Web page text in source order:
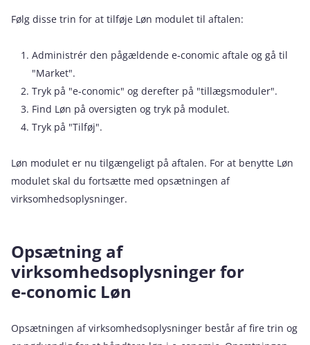
Følg disse trin for at tilføje Løn modulet til aftalen:
Administrér den pågældende e‑conomic aftale og gå til
"Market".
Tryk på "e‑conomic" og derefter på "tillægsmoduler".
Find Løn på oversigten og tryk på modulet.
Tryk på "Tilføj".
Løn modulet er nu tilgængeligt på aftalen. For at benytte Løn
modulet skal du fortsætte med opsætningen af
virksomhedsoplysninger.
Opsætning af
virksomhedsoplysninger for
e‑conomic Løn
Opsætningen af virksomhedsoplysninger består af fire trin og